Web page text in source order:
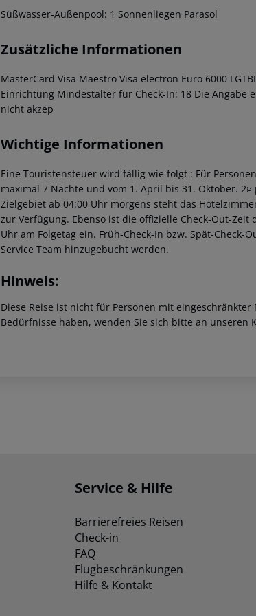
Süßwasser-Außenpool: 1 Sonnenliegen Parasol
Zusätzliche Informationen
MasterCard Visa Maestro Visa electron Euro 6000
Einrichtung Mindestalter für Check-In: 18 Die
nicht akzep
Wichtige Informationen
Eine Touristensteuer wird fällig wie folgt : Für
maximal 7 Nächte und vom 1. April bis 31. Oktober.
Zielgebiet ab 04:00 Uhr morgens steht das
zur Verfügung. Ebenso ist die offizielle Check-Out-
Uhr am Folgetag ein. Früh-Check-In bzw. Spät-
Service Team hinzugebucht werden.
Hinweis:
Diese Reise ist nicht für Personen mit
Bedürfnisse haben, wenden Sie sich bitte an unseren
Service & Hilfe
Barrierefreies Reisen
Check-in
FAQ
Flugbeschränkungen
Hilfe & Kontakt